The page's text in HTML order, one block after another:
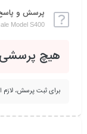
پرسش و
Model S400
هیچ
برای ثبت پرسش، لازم